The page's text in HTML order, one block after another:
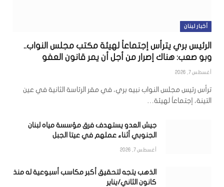
أخبار لبنان
الرئيس بري يترأس إجتماعاً لهيئة مكتب مجلس النواب..
وبو صعب: هناك إصرار من أجل أن يمر قانون العفو
أغسطس 7, 2026
ترأس رئيس مجلس النواب نبيه بري، في مقر الرئاسة الثانية في عين
التينة، إجتماعاً لهيئة…
جيش العدو يستهدف فرق مؤسسة مياه لبنان
الجنوبي أثناء عملهم في عيتا الجبل
أغسطس 7, 2026
الذهب يتجه لتحقيق أكبر مكاسب أسبوعية له منذ
كانون الثاني/يناير